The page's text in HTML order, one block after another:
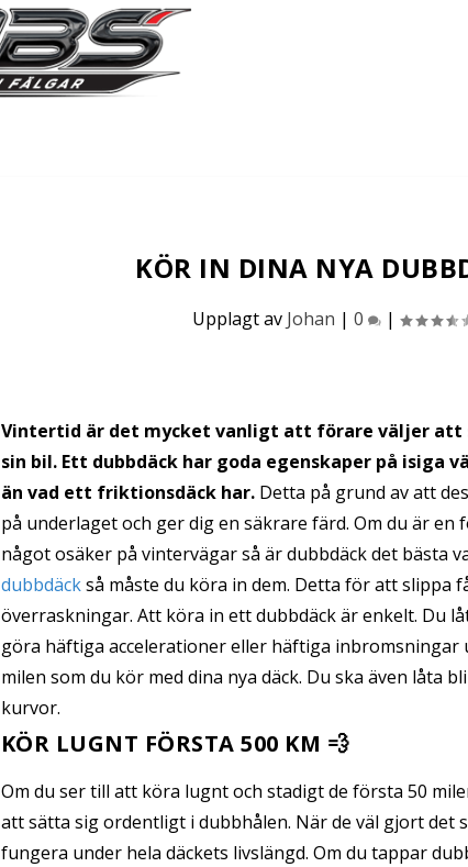
KÖR IN DINA NYA
Upplagt av Johan |0 |
Vintertid är det mycket vanligt att förare väljer att
sin bil. Ett dubbdäck har goda egenskaper på isiga
än vad ett friktionsdäck har.Detta på grund av att
på underlaget och ger dig en säkrare färd. Om du är en
något osäker på vintervägar så är dubbdäck det bästa
dubbdäckså måste du köra in dem. Detta för att slippa
överraskningar. Att köra in ett dubbdäck är enkelt. Du
göra häftiga accelerationer eller häftiga inbromsningar
milen som du kör med dina nya däck. Du ska även låta
kurvor.
KÖR LUGNT FÖRSTA 500 KM 💨
Om du ser till att köra lugnt och stadigt de första 50
att sätta sig ordentligt i dubbhålen. När de väl gjort det
fungera under hela däckets livslängd. Om du tappar